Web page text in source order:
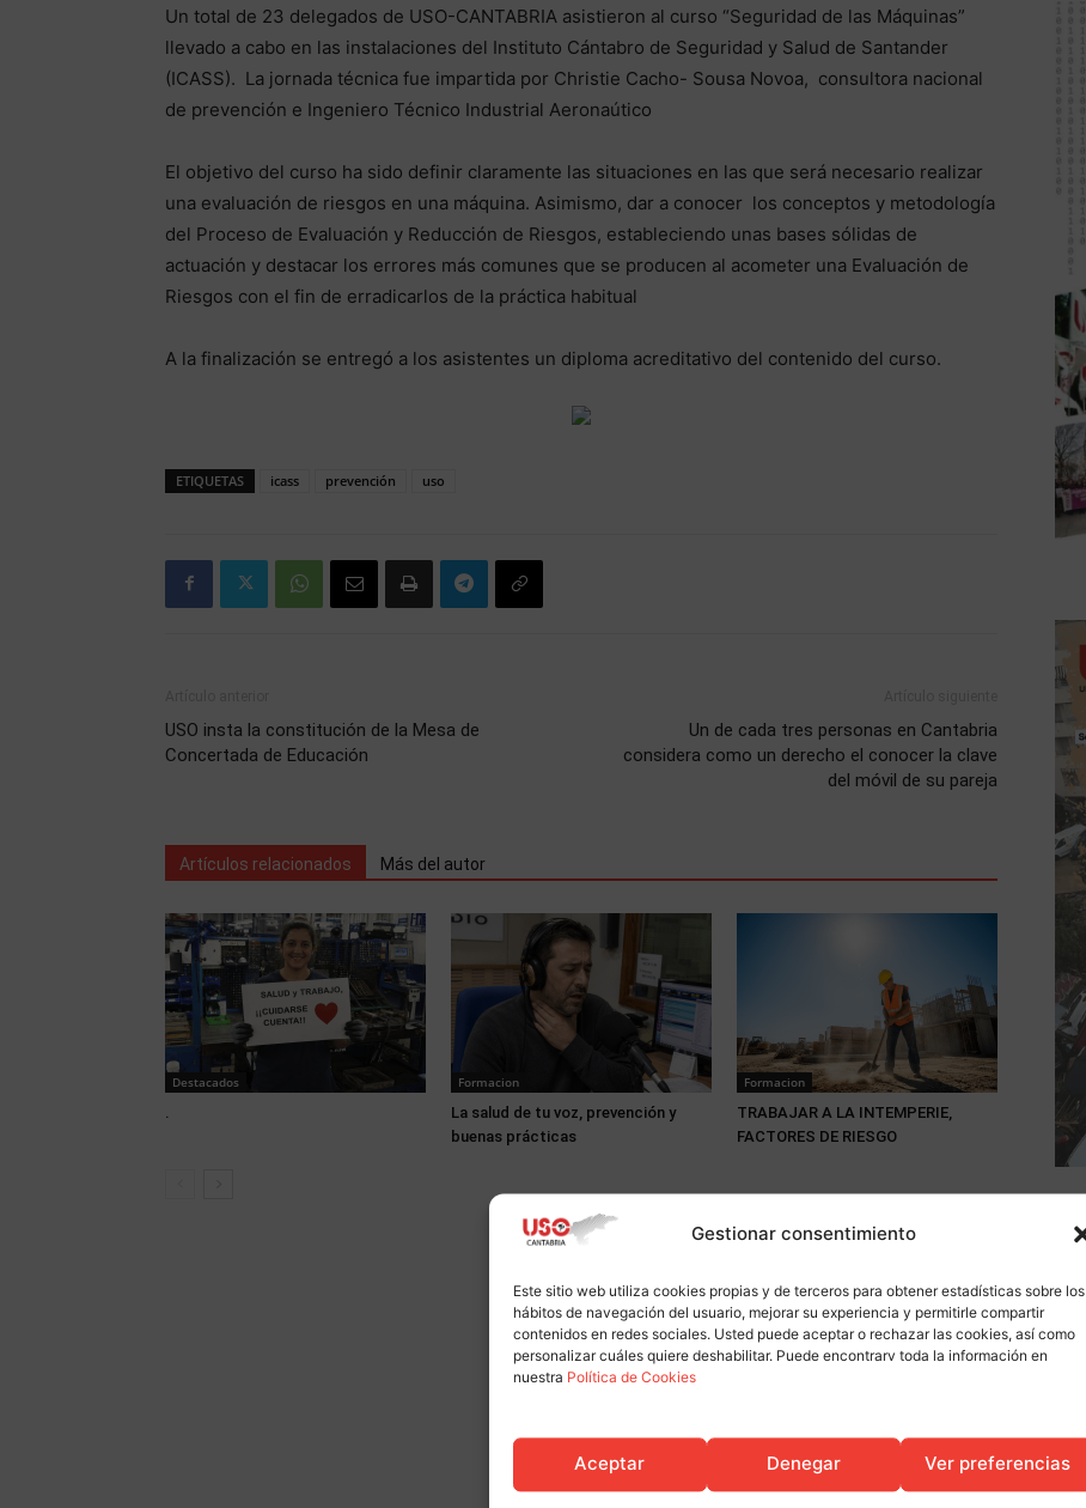
Gestionar consentimiento
Este sitio web utiliza cookies propias y de terceros para obtener estadísticas sobre los
hábitos de navegación del usuario, mejorar su experiencia y permitirle compartir
contenidos en redes sociales. Usted puede aceptar o rechazar las cookies, así como
personalizar cuáles quiere deshabilitar. Puede encontrarv toda la información en
nuestra Política de Cookies
Aceptar Denegar Ver preferencias
Un total de 23 delegados de USO-CANTABRIA asistieron al curso “Seguridad de las Máquinas”
llevado a cabo en las instalaciones del Instituto Cántabro de Seguridad y Salud de Santander
(ICASS). La jornada técnica fue impartida por Christie Cacho- Sousa Novoa, consultora nacional
de prevención e Ingeniero Técnico Industrial Aeronaútico
El objetivo del curso ha sido definir claramente las situaciones en las que será necesario realizar
una evaluación de riesgos en una máquina. Asimismo, dar a conocer los conceptos y metodología
del Proceso de Evaluación y Reducción de Riesgos, estableciendo unas bases sólidas de
actuación y destacar los errores más comunes que se producen al acometer una Evaluación de
Riesgos con el fin de erradicarlos de la práctica habitual
A la finalización se entregó a los asistentes un diploma acreditativo del contenido del curso.
ETIQUETAS icass prevención uso
USO insta la constitución de la Mesa de
Concertada de Educación
Un de cada tres personas en Cantabria
considera como un derecho el conocer la clave
del móvil de su pareja
Artículos relacionados Más del autor
Destacados Formacion
La salud de tu voz, prevención y
buenas prácticas
Formacion
TRABAJAR A LA INTEMPERIE,
FACTORES DE RIESGO